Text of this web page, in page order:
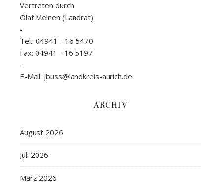
Vertreten durch
Olaf Meinen (Landrat)
-
Tel.: 04941 - 16 5470
Fax: 04941 - 16 5197
-
E-Mail: jbuss@landkreis-aurich.de
ARCHIV
August 2026
Juli 2026
März 2026